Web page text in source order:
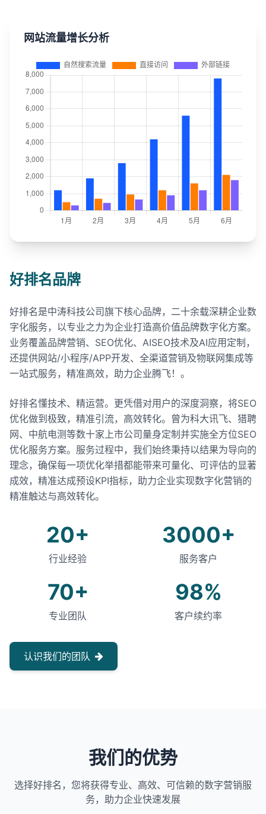
好排名品牌
好排名是中涛科技公司旗下核心品牌，二十余载深耕企业数
字化服务，以专业之力为企业打造高价值品牌数字化方案。
业务覆盖品牌营销、SEO优化、AISEO技术及AI应用定制，
还提供网站/小程序/APP开发、全渠道营销及物联网集成等
一站式服务，精准高效，助力企业腾飞！。
好排名懂技术、精运营。更凭借对用户的深度洞察，将SEO
优化做到极致，精准引流，高效转化。曾为科大讯飞、猎聘
网、中航电测等数十家上市公司量身定制并实施全方位SEO
优化服务方案。服务过程中，我们始终秉持以结果为导向的
理念，确保每一项优化举措都能带来可量化、可评估的显著
成效，精准达成预设KPI指标，助力企业实现数字化营销的
精准触达与高效转化。
20+
行业经验
3000+
服务客户
70+
专业团队
98%
客户续约率
认识我们的团队
网站流量增长分析
我们的优势
选择好排名，您将获得专业、高效、可信赖的数字营销服
务，助力企业快速发展